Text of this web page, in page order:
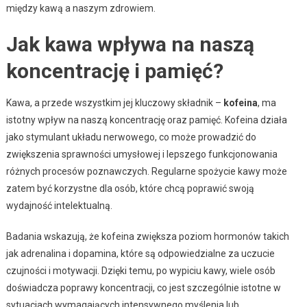
między kawą a naszym zdrowiem.
Jak kawa wpływa na naszą
koncentrację i pamięć?
Kawa, a przede wszystkim jej kluczowy składnik – kofeina, ma
istotny wpływ na naszą koncentrację oraz pamięć. Kofeina działa
jako stymulant układu nerwowego, co może prowadzić do
zwiększenia sprawności umysłowej i lepszego funkcjonowania
różnych procesów poznawczych. Regularne spożycie kawy może
zatem być korzystne dla osób, które chcą poprawić swoją
wydajność intelektualną.
Badania wskazują, że kofeina zwiększa poziom hormonów takich
jak adrenalina i dopamina, które są odpowiedzialne za uczucie
czujności i motywacji. Dzięki temu, po wypiciu kawy, wiele osób
doświadcza poprawy koncentracji, co jest szczególnie istotne w